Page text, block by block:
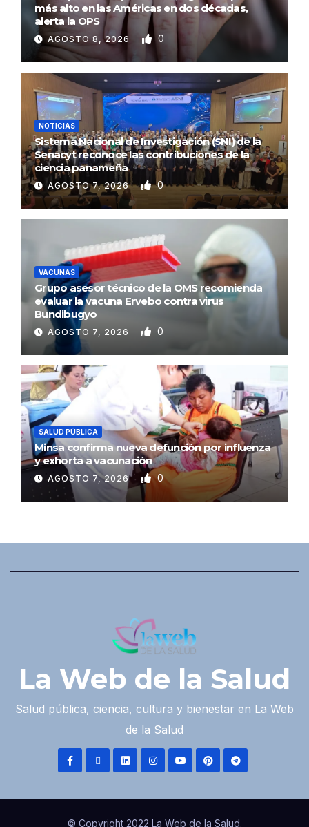
más alto en las Américas en dos décadas,
alerta la OPS
AGOSTO 8, 2026 0
NOTICIAS
Sistema Nacional de Investigación (SNI) de la
Senacyt reconoce las contribuciones de la
ciencia panameña
AGOSTO 7, 2026 0
VACUNAS
Grupo asesor técnico de la OMS recomienda
evaluar la vacuna Ervebo contra virus
Bundibugyo
AGOSTO 7, 2026 0
SALUD PÚBLICA
Minsa confirma nueva defunción por influenza
y exhorta a vacunación
AGOSTO 7, 2026 0
La Web de la Salud
Salud pública, ciencia, cultura y bienestar en La Web
de la Salud
© Copyright 2022 La Web de la Salud.